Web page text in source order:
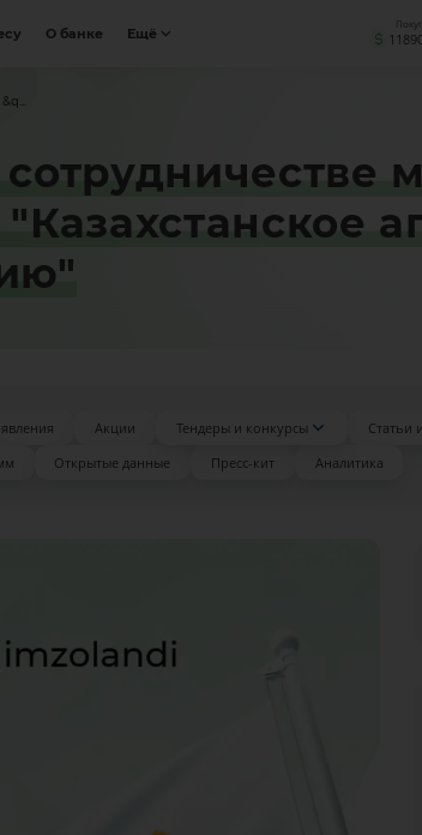
О банке Ещё
Акции Тендеры и конкурсы Статьи
Открытые данные Пресс-кит Аналитика